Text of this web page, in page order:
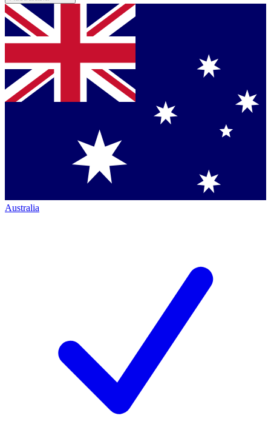
Australia